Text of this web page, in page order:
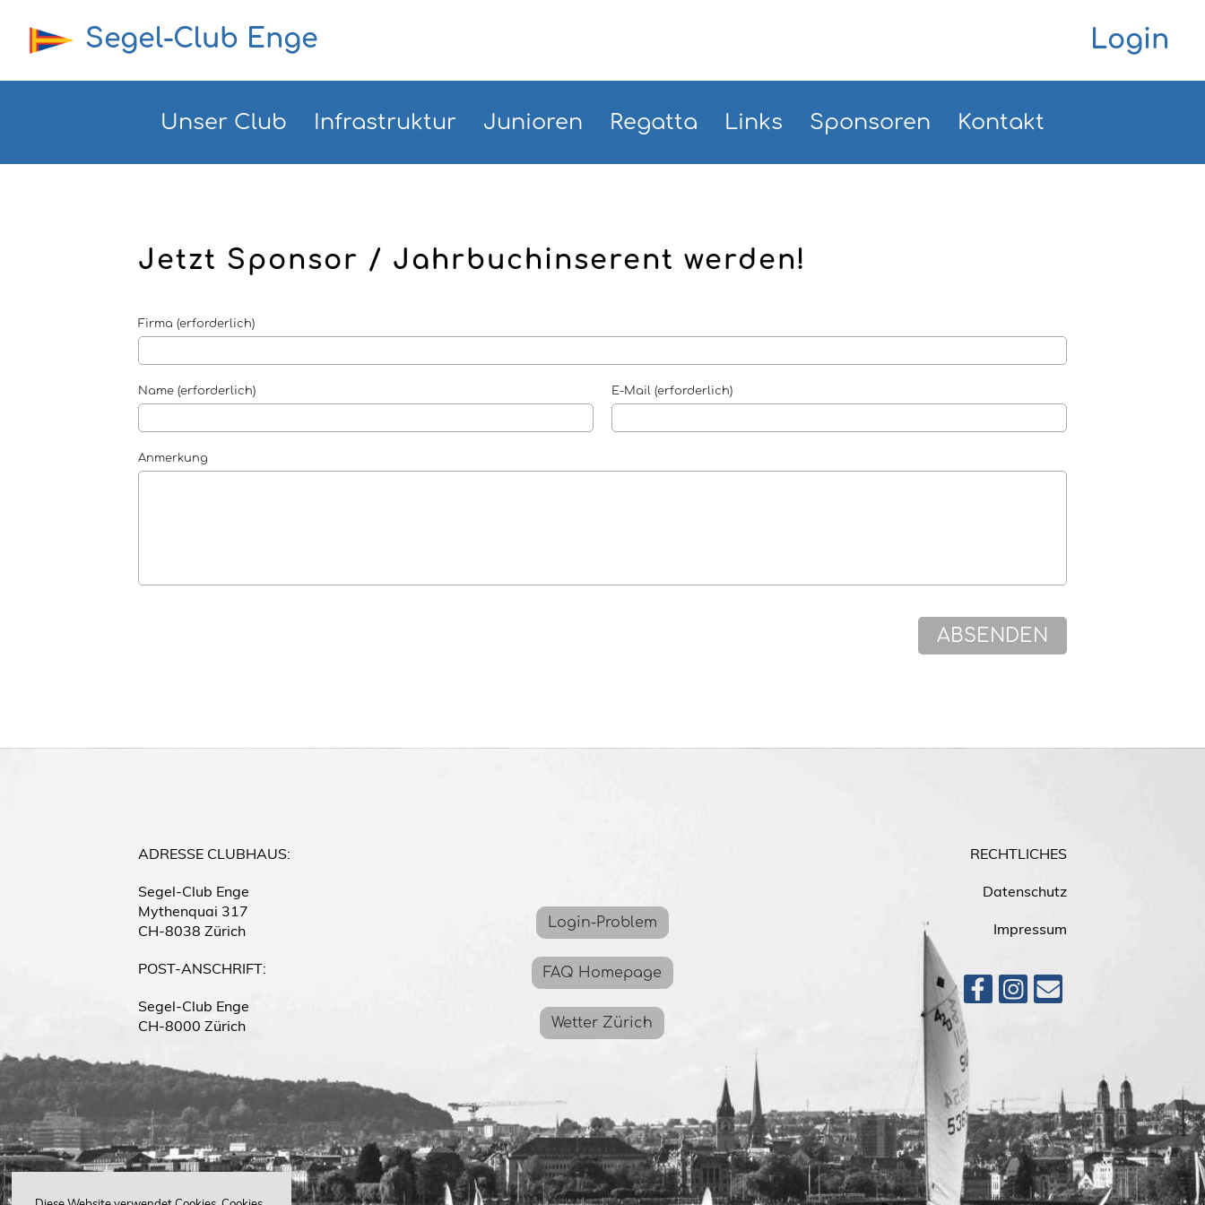
Segel-Club Enge Login
Unser Club Infrastruktur Junioren Regatta Links Sponsoren Kontakt
Jetzt Sponsor / Jahrbuchinserent werden!
Firma (erforderlich)
Name (erforderlich) E-Mail (erforderlich)
Anmerkung
ADRESSE CLUBHAUS:
Segel-Club Enge
Mythenquai 317
CH-8038 Zürich
POST-ANSCHRIFT:
Segel-Club Enge
CH-8000 Zürich
Login-Problem
FAQ Homepage
Wetter Zürich
RECHTLICHES
Datenschutz
Impressum